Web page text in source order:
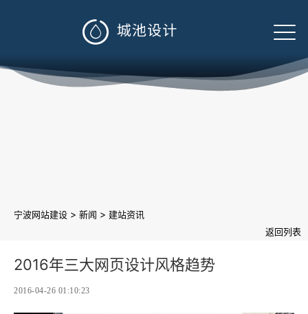

宁波网站建设 > 新闻 > 建站资讯
返回列表
2016年三大网页设计风格趋势
2016-04-26 01:10:23